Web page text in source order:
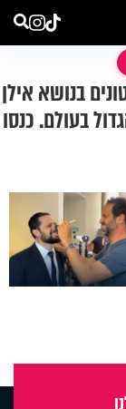
בנושא אילן
בעולם. כנסו